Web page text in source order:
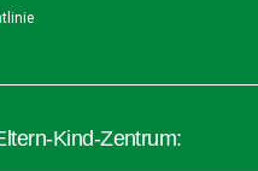
Kind-Zentrum: